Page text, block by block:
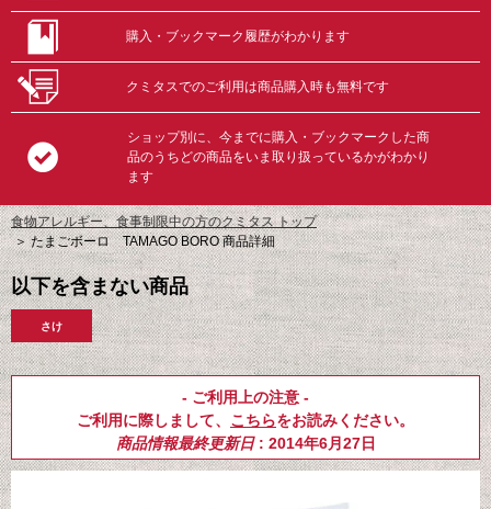
購入・ブックマーク履歴がわかります
クミタスでのご利用は商品購入時も無料です
ショップ別に、今までに購入・ブックマークした商
品のうちどの商品をいま取り扱っているかがわかり
ます
食物アレルギー、食事制限中の方のクミタス トップ
＞たまごボーロ TAMAGO BORO 商品詳細
以下を含まない商品
さけ
- ご利用上の注意 -
ご利用に際しまして、 こちらをお読みください。
商品情報最終更新日: 2014年6月27日